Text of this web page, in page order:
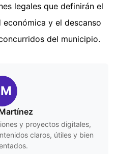
legales que definirán el
y el descanso
del municipio.
y proyectos digitales,
claros, útiles y bien